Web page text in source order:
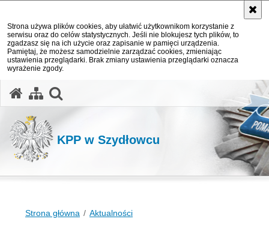
Strona używa plików cookies, aby ułatwić użytkownikom korzystanie z
serwisu oraz do celów statystycznych. Jeśli nie blokujesz tych plików, to
zgadzasz się na ich użycie oraz zapisanie w pamięci urządzenia.
Pamiętaj, że możesz samodzielnie zarządzać cookies, zmieniając
ustawienia przeglądarki. Brak zmiany ustawienia przeglądarki oznacza
wyrażenie zgody.
KPP w Szydłowcu
Strona główna Aktualności